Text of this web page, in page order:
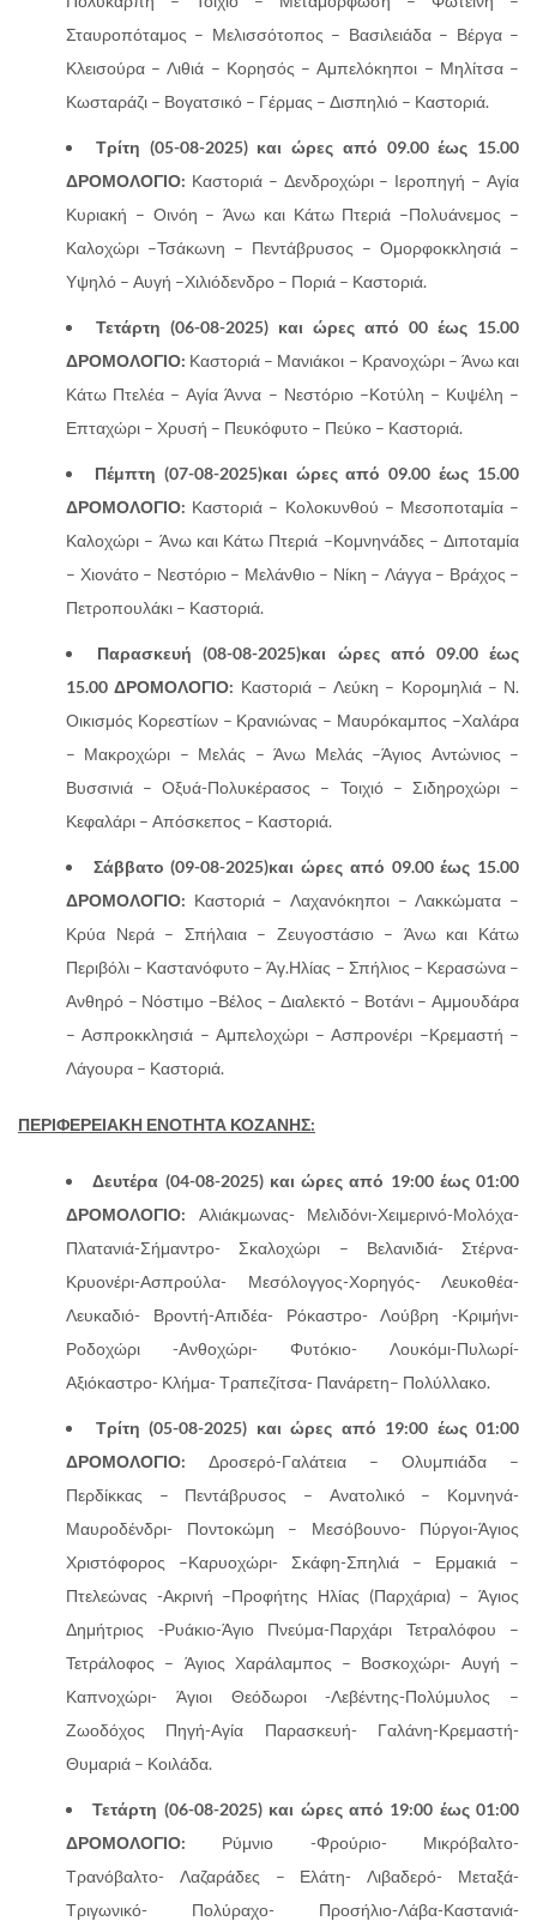
Σταυροπόταμος – Μελισσότοπος – Βασιλειάδα – Βέργα –
Κλεισούρα – Λιθιά – Κορησός – Αμπελόκηποι – Μηλίτσα –
Κωσταράζι – Βογατσικό – Γέρμας – Δισπηλιό – Καστοριά.
Τρίτη (05-08-2025) και ώρες από 09.00 έως 15.00
ΔΡΟΜΟΛΟΓΙΟ: Καστοριά – Δενδροχώρι – Ιεροπηγή – Αγία
Κυριακή – Οινόη – Άνω και Κάτω Πτεριά –Πολυάνεμος –
Καλοχώρι –Τσάκωνη – Πεντάβρυσος – Ομορφοκκλησιά –
Υψηλό – Αυγή –Χιλιόδενδρο – Ποριά – Καστοριά.
Τετάρτη (06-08-2025) και ώρες από 00 έως 15.00
ΔΡΟΜΟΛΟΓΙΟ: Καστοριά – Μανιάκοι – Κρανοχώρι – Άνω και
Κάτω Πτελέα – Αγία Άννα – Νεστόριο –Κοτύλη – Κυψέλη –
Επταχώρι – Χρυσή – Πευκόφυτο – Πεύκο – Καστοριά.
Πέμπτη (07-08-2025)και ώρες από 09.00 έως 15.00
ΔΡΟΜΟΛΟΓΙΟ: Καστοριά – Κολοκυνθού – Μεσοποταμία –
Καλοχώρι – Άνω και Κάτω Πτεριά –Κομνηνάδες – Διποταμία
– Χιονάτο – Νεστόριο – Μελάνθιο – Νίκη – Λάγγα – Βράχος –
Πετροπουλάκι – Καστοριά.
Παρασκευή (08-08-2025)και ώρες από 09.00 έως
15.00 ΔΡΟΜΟΛΟΓΙΟ: Καστοριά – Λεύκη – Κορομηλιά – Ν.
Οικισμός Κορεστίων – Κρανιώνας – Μαυρόκαμπος –Χαλάρα
– Μακροχώρι – Μελάς – Άνω Μελάς –Άγιος Αντώνιος –
Βυσσινιά – Οξυά-Πολυκέρασος – Τοιχιό – Σιδηροχώρι –
Κεφαλάρι – Απόσκεπος – Καστοριά.
Σάββατο (09-08-2025)και ώρες από 09.00 έως 15.00
ΔΡΟΜΟΛΟΓΙΟ: Καστοριά – Λαχανόκηποι – Λακκώματα –
Κρύα Νερά – Σπήλαια – Ζευγοστάσιο – Άνω και Κάτω
Περιβόλι – Καστανόφυτο – Άγ.Ηλίας – Σπήλιος – Κερασώνα –
Ανθηρό – Νόστιμο –Βέλος – Διαλεκτό – Βοτάνι – Αμμουδάρα
– Ασπροκκλησιά – Αμπελοχώρι – Ασπρονέρι –Κρεμαστή –
Λάγουρα – Καστοριά.
ΠΕΡΙΦΕΡΕΙΑΚΗ ΕΝΟΤΗΤΑ ΚΟΖΑΝΗΣ:
Δευτέρα (04-08-2025) και ώρες από 19:00 έως 01:00
ΔΡΟΜΟΛΟΓΙΟ: Αλιάκμωνας- Μελιδόνι-Χειμερινό-Μολόχα-
Πλατανιά-Σήμαντρο- Σκαλοχώρι – Βελανιδιά- Στέρνα-
Κρυονέρι-Ασπρούλα- Μεσόλογγος-Χορηγός- Λευκοθέα-
Λευκαδιό- Βροντή-Απιδέα- Ρόκαστρο- Λούβρη -Κριμήνι-
Ροδοχώρι -Ανθοχώρι- Φυτόκιο- Λουκόμι-Πυλωρί-
Αξιόκαστρο- Κλήμα- Τραπεζίτσα- Πανάρετη– Πολύλλακο.
Τρίτη (05-08-2025) και ώρες από 19:00 έως 01:00
ΔΡΟΜΟΛΟΓΙΟ: Δροσερό-Γαλάτεια – Ολυμπιάδα –
Περδίκκας – Πεντάβρυσος – Ανατολικό – Κομνηνά-
Μαυροδένδρι- Ποντοκώμη – Μεσόβουνο- Πύργοι-Άγιος
Χριστόφορος –Καρυοχώρι- Σκάφη-Σπηλιά – Ερμακιά –
Πτελεώνας -Ακρινή –Προφήτης Ηλίας (Παρχάρια) – Άγιος
Δημήτριος -Ρυάκιο-Άγιο Πνεύμα-Παρχάρι Τετραλόφου –
Τετράλοφος – Άγιος Χαράλαμπος – Βοσκοχώρι- Αυγή –
Καπνοχώρι- Άγιοι Θεόδωροι -Λεβέντης-Πολύμυλος –
Ζωοδόχος Πηγή-Αγία Παρασκευή- Γαλάνη-Κρεμαστή-
Θυμαριά – Κοιλάδα.
Τετάρτη (06-08-2025) και ώρες από 19:00 έως 01:00
ΔΡΟΜΟΛΟΓΙΟ: Ρύμνιο -Φρούριο- Μικρόβαλτο-
Τρανόβαλτο- Λαζαράδες – Ελάτη- Λιβαδερό- Μεταξά-
Τριγωνικό- Πολύραχο- Προσήλιο-Λάβα-Καστανιά-